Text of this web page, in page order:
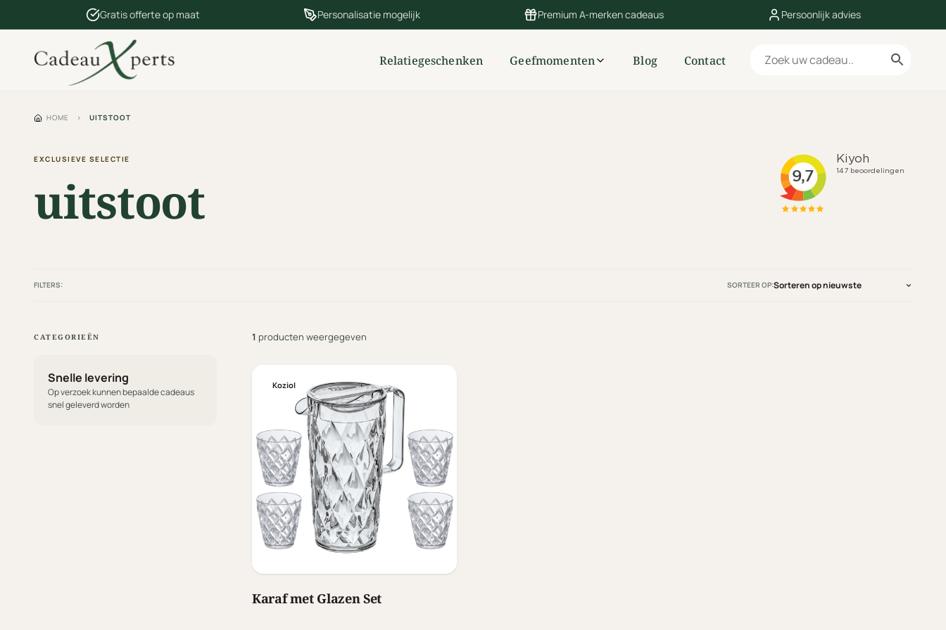
Gratis offerte op maat Personalisatie mogelijk Premium A-merken cadeaus Persoonlijk advies
Relatiegeschenken Geefmomenten Blog Contact
HOME › UITSTOOT
EXCLUSIEVE SELECTIE
uitstoot
FILTERS: SORTEER OP:
CATEGORIEËN
Snelle levering
Op verzoek kunnen bepaalde cadeaus
snel geleverd worden
1 producten weergegeven
Koziol
Karaf met Glazen Set